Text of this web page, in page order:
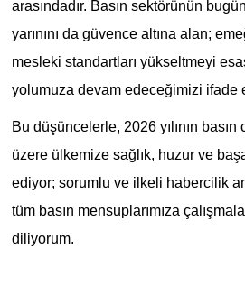
arasındadır. Basın sektörünün
yarınını da güvence altına alan;
mesleki standartları yükseltmeyi
yolumuza devam edeceğimizi ifade
Bu düşüncelerle, 2026 yılının
üzere ülkemize sağlık, huzur ve
ediyor; sorumlu ve ilkeli habercilik
tüm basın mensuplarımıza
diliyorum.